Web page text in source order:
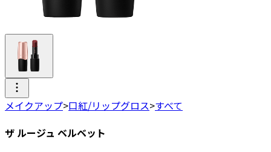
メイクアップ>口紅/リップグロス>すべて
ザ ルージュ ベルベット